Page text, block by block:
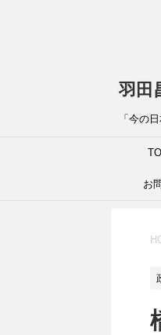
羽田
「今の
お